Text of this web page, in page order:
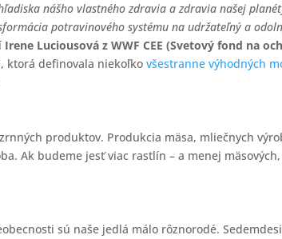
nášho vlastného zdravia a zdravia našej
potravinového systému na udržateľný a
Irene Luciousová z WWF CEE (Svetový fond na
ktorá definovala niekoľkovšestranne výhodných
produktov. Produkcia mäsa, mliečnych
Ak budeme jesť viac rastlín – a menej
sú naše jedlá málo rôznorodé.